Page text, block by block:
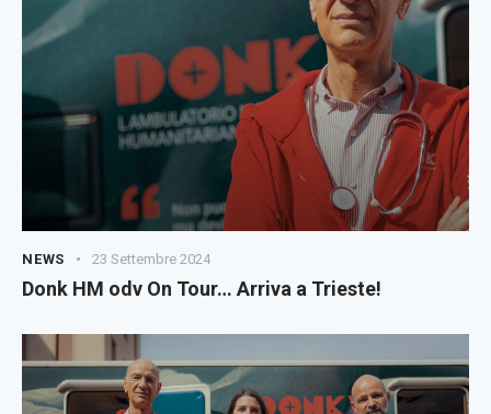
NEWS 23 Settembre 2024
Donk HM odv On Tour… Arriva a Trieste!